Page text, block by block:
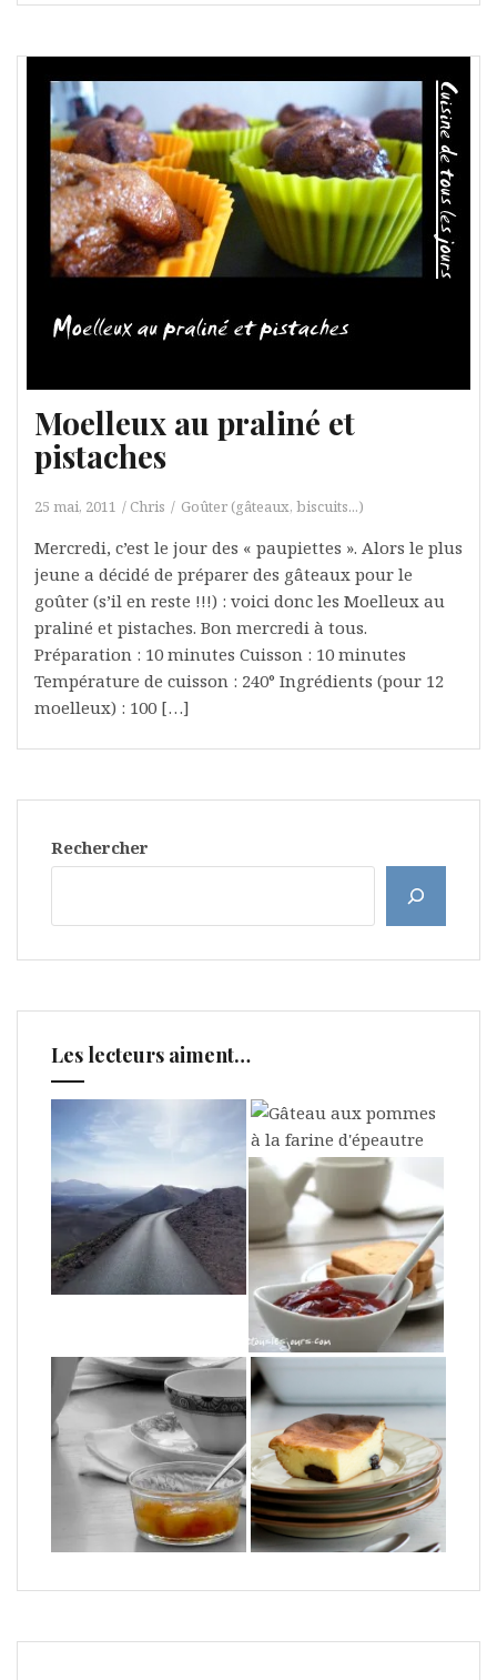
Moelleux au praliné et
pistaches
25 mai, 2011 Chris Goûter (gâteaux, biscuits...)
Mercredi, c’est le jour des « paupiettes ». Alors le plus
jeune a décidé de préparer des gâteaux pour le
goûter (s’il en reste !!!) : voici donc les Moelleux au
praliné et pistaches. Bon mercredi à tous.
Préparation : 10 minutes Cuisson : 10 minutes
Température de cuisson : 240° Ingrédients (pour 12
moelleux) : 100 […]
Rechercher
Les lecteurs aiment…